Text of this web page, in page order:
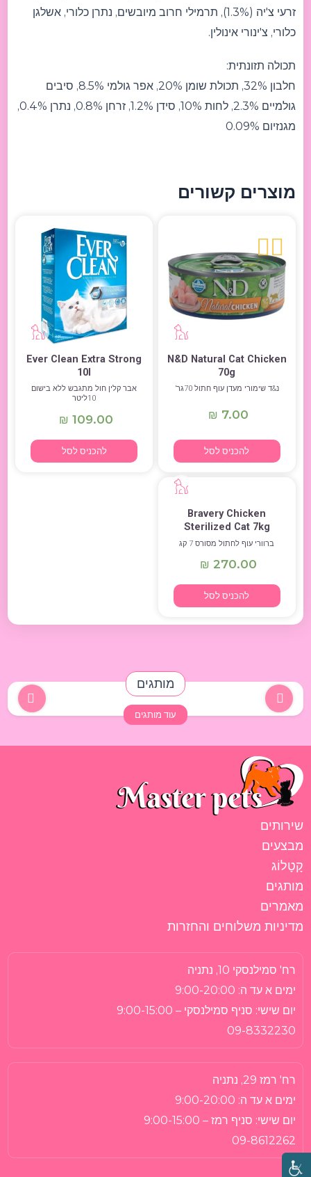
זרעי צ'יה (1.3%), תרמילי חרוב מיובשים, נתרן כלורי, אשלגן
כלורי, צ'ינורי אינולין.
תכולה תזונתית:
חלבון 32%, תכולת שומן 20%, אפר גולמי 8.5%, סיבים
גולמיים 2.3%, לחות 10%, סידן 1.2%, זרחן 0.8%, נתרן 0.4%,
מגנזיום 0.09%
מוצרים קשורים
N&D Natural Cat Chicken
70g
נ&ד שימורי מעדן עוף חתול 70גר’
₪ 7.00
להכניס לסל
Ever Clean Extra Strong
10l
אבר קלין חול מתגבש ללא בישום
10ליטר
₪ 109.00
להכניס לסל
Bravery Chicken
Sterilized Cat 7kg
ברוורי עוף לחתול מסורס 7 קג
₪ 270.00
להכניס לסל
מותגים
עוד מותגים
רח' סמילנסקי 10, נתניה
ימים א עד ה: 9:00-20:00
יום שישי: סניף סמילנסקי – 9:00-15:00
09-8332230
רח' רמז 29, נתניה
ימים א עד ה: 9:00-20:00
יום שישי: סניף רמז – 9:00-15:00
09-8612262
שירותים
מבצעים
קָטָלוֹג
מותגים
מאמרים
מדיניות משלוחים והחזרות